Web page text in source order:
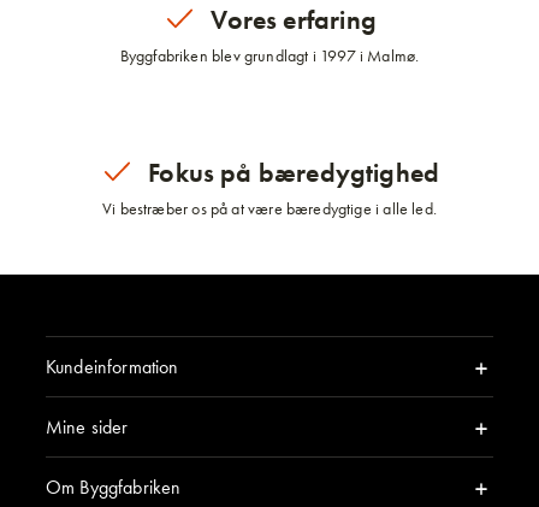
Vores erfaring
Byggfabriken blev grundlagt i 1997 i Malmø.
Fokus på bæredygtighed
Vi bestræber os på at være bæredygtige i alle led.
Kundeinformation
Mine sider
Om Byggfabriken